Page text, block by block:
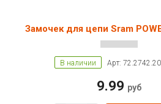
Замочек для цепи Sram
В наличии Арт:
9.99 руб